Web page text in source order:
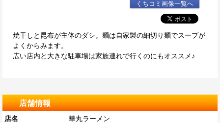
くちコミ画像一覧へ
焼干しと昆布が主体のダシ。麺は自家製の細切り麺でスープが
よくからみます。
広い店内と大きな駐車場は家族連れで行くのにもオススメ♪
店舗情報
店名 華丸ラーメン